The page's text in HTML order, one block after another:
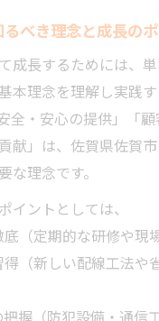
べき理念と成長の
成長するためには、
本理念を理解し実践
全・安心の提供」「顧
献」は、佐賀県佐賀
な理念です。
イントとしては、
（定期的な研修や現
（新しい配線工法や
握（防犯設備・通信